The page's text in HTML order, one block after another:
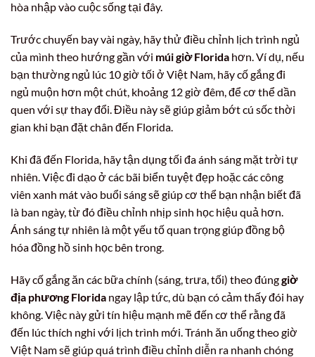
hòa nhập vào cuộc sống tại đây.
Trước chuyến bay vài ngày, hãy thử điều chỉnh lịch trình ngủ
của mình theo hướng gần với múi giờ Florida hơn. Ví dụ, nếu
bạn thường ngủ lúc 10 giờ tối ở Việt Nam, hãy cố gắng đi
ngủ muộn hơn một chút, khoảng 12 giờ đêm, để cơ thể dần
quen với sự thay đổi. Điều này sẽ giúp giảm bớt cú sốc thời
gian khi bạn đặt chân đến Florida.
Khi đã đến Florida, hãy tận dụng tối đa ánh sáng mặt trời tự
nhiên. Việc đi dạo ở các bãi biển tuyệt đẹp hoặc các công
viên xanh mát vào buổi sáng sẽ giúp cơ thể bạn nhận biết đã
là ban ngày, từ đó điều chỉnh nhịp sinh học hiệu quả hơn.
Ánh sáng tự nhiên là một yếu tố quan trọng giúp đồng bộ
hóa đồng hồ sinh học bên trong.
Hãy cố gắng ăn các bữa chính (sáng, trưa, tối) theo đúnggiờ
địa phương Florida ngay lập tức, dù bạn có cảm thấy đói hay
không. Việc này gửi tín hiệu mạnh mẽ đến cơ thể rằng đã
đến lúc thích nghi với lịch trình mới. Tránh ăn uống theo giờ
Việt Nam sẽ giúp quá trình điều chỉnh diễn ra nhanh chóng